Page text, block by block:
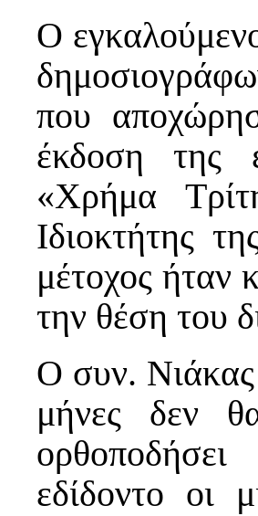
Ο
που
έκδοση της
«Χρήμα
Ιδιοκτήτης
μέτοχος ήταν
την θέση του
Ο συν. Νιάκας
μήνες δεν
εδίδοντο οι